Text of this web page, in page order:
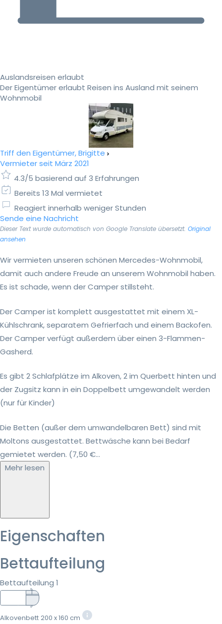
Auslandsreisen erlaubt
Der Eigentümer erlaubt Reisen ins Ausland mit seinem
Wohnmobil
Triff den Eigentümer, Brigitte
Vermieter seit März 2021
4.3/5 basierend auf 3 Erfahrungen
Bereits 13 Mal vermietet
Reagiert innerhalb weniger Stunden
Sende eine Nachricht
Dieser Text wurde automatisch von Google Translate übersetzt. Original
ansehen
Wir vermieten unseren schönen Mercedes-Wohnmobil,
damit auch andere Freude an unserem Wohnmobil haben.
Es ist schade, wenn der Camper stillsteht.
Der Camper ist komplett ausgestattet mit einem XL-
Kühlschrank, separatem Gefrierfach und einem Backofen.
Der Camper verfügt außerdem über einen 3-Flammen-
Gasherd.
Es gibt 2 Schlafplätze im Alkoven, 2 im Querbett hinten und
der Zugsitz kann in ein Doppelbett umgewandelt werden
(nur für Kinder)
Die Betten (außer dem umwandelbaren Bett) sind mit
Moltons ausgestattet. Bettwäsche kann bei Bedarf
gemietet werden. (7,50 €...
Mehr lesen
Eigenschaften
Bettaufteilung
Bettaufteilung 1
Alkovenbett 200 x 160 cm